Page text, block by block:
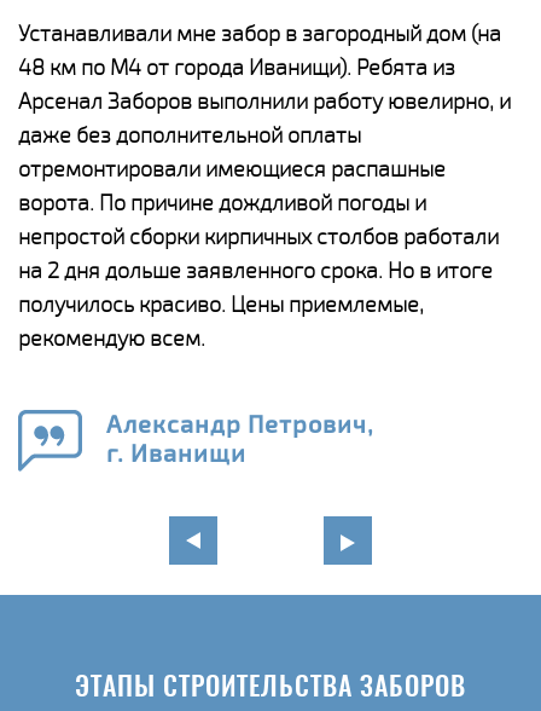
Устанавливали мне забор в загородный дом (на
48 км по М4 от города Иванищи). Ребята из
Арсенал Заборов выполнили работу ювелирно, и
даже без дополнительной оплаты
отремонтировали имеющиеся распашные
ворота. По причине дождливой погоды и
непростой сборки кирпичных столбов работали
на 2 дня дольше заявленного срока. Но в итоге
получилось красиво. Цены приемлемые,
рекомендую всем.
Александр Петрович,
г. Иванищи
ЭТАПЫ СТРОИТЕЛЬСТВА ЗАБОРОВ